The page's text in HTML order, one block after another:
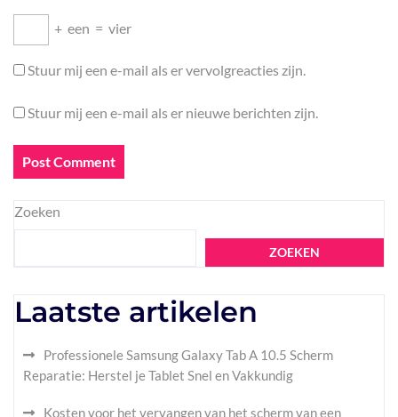
+ een = vier
Stuur mij een e-mail als er vervolgreacties zijn.
Stuur mij een e-mail als er nieuwe berichten zijn.
Zoeken
ZOEKEN
Laatste artikelen
Professionele Samsung Galaxy Tab A 10.5 Scherm
Reparatie: Herstel je Tablet Snel en Vakkundig
Kosten voor het vervangen van het scherm van een